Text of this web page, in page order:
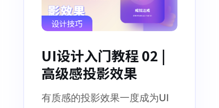
设计技巧
UI设计入门教程 02 |
高级感投影效果
有质感的投影效果一度成为UI